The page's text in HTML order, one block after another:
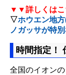
▼▼詳しくは
▽ホウエン地
ノガッサが特
時間指定！
全国のイオン